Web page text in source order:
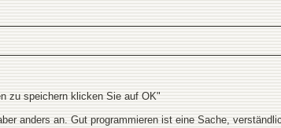
zu speichern klicken Sie auf OK"
anders an. Gut programmieren ist eine Sache,